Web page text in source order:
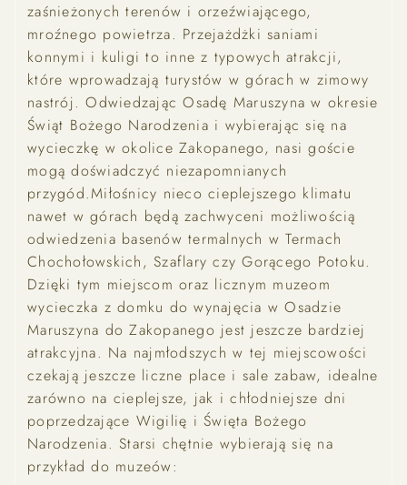
zaśnieżonych terenów i orzeźwiającego,
mroźnego powietrza. Przejażdżki saniami
konnymi i kuligi to inne z typowych atrakcji,
które wprowadzają turystów w górach w zimowy
nastrój. Odwiedzając Osadę Maruszyna w okresie
Świąt Bożego Narodzenia i wybierając się na
wycieczkę w okolice Zakopanego, nasi goście
mogą doświadczyć niezapomnianych
przygód.Miłośnicy nieco cieplejszego klimatu
nawet w górach będą zachwyceni możliwością
odwiedzenia basenów termalnych w Termach
Chochołowskich, Szaflary czy Gorącego Potoku.
Dzięki tym miejscom oraz licznym muzeom
wycieczka z domku do wynajęcia w Osadzie
Maruszyna do Zakopanego jest jeszcze bardziej
atrakcyjna. Na najmłodszych w tej miejscowości
czekają jeszcze liczne place i sale zabaw, idealne
zarówno na cieplejsze, jak i chłodniejsze dni
poprzedzające Wigilię i Święta Bożego
Narodzenia. Starsi chętnie wybierają się na
przykład do muzeów: